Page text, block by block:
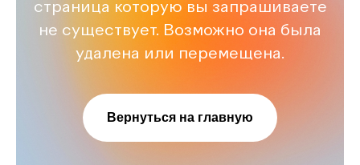
страница которую вы запрашиваете
не существует. Возможно она была
удалена или перемещена.
Вернуться на главную